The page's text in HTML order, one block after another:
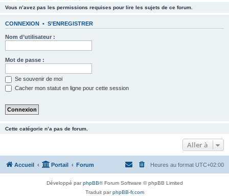
e
Vous n’avez pas les permissions requises pour lire les sujets de ce forum.
CONNEXION • S’ENREGISTRER
Nom d’utilisateur :
Mot de passe :
Se souvenir de moi
Cacher mon statut en ligne pour cette session
Cette catégorie n’a pas de forum.
Aller à
Accueil Portail Forum Heures au format UTC+02:00
Développé parphpBB® Forum Software © phpBB Limited
Traduit parphpBB-fr.com